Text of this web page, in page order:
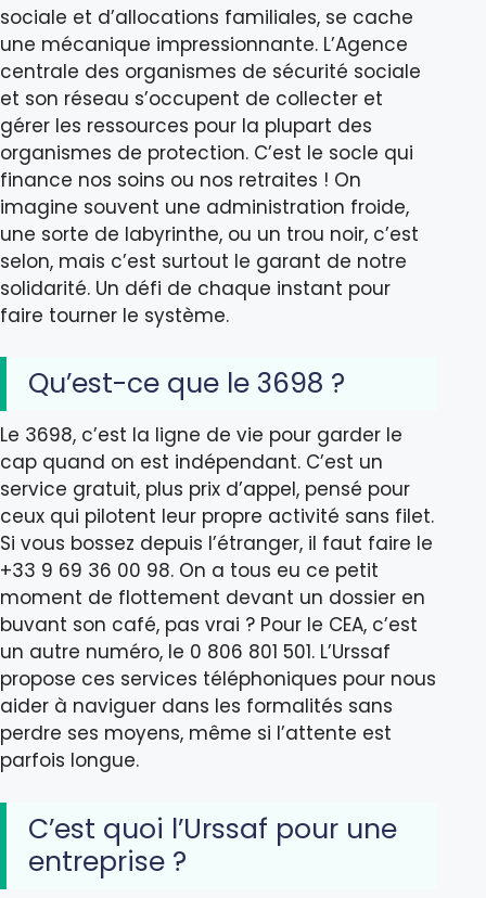
sociale et d’allocations familiales, se cache
une mécanique impressionnante. L’Agence
centrale des organismes de sécurité sociale
et son réseau s’occupent de collecter et
gérer les ressources pour la plupart des
organismes de protection. C’est le socle qui
finance nos soins ou nos retraites ! On
imagine souvent une administration froide,
une sorte de labyrinthe, ou un trou noir, c’est
selon, mais c’est surtout le garant de notre
solidarité. Un défi de chaque instant pour
faire tourner le système.
Qu’est-ce que le 3698 ?
Le 3698, c’est la ligne de vie pour garder le
cap quand on est indépendant. C’est un
service gratuit, plus prix d’appel, pensé pour
ceux qui pilotent leur propre activité sans filet.
Si vous bossez depuis l’étranger, il faut faire le
+33 9 69 36 00 98. On a tous eu ce petit
moment de flottement devant un dossier en
buvant son café, pas vrai ? Pour le CEA, c’est
un autre numéro, le 0 806 801 501. L’Urssaf
propose ces services téléphoniques pour nous
aider à naviguer dans les formalités sans
perdre ses moyens, même si l’attente est
parfois longue.
C’est quoi l’Urssaf pour une
entreprise ?